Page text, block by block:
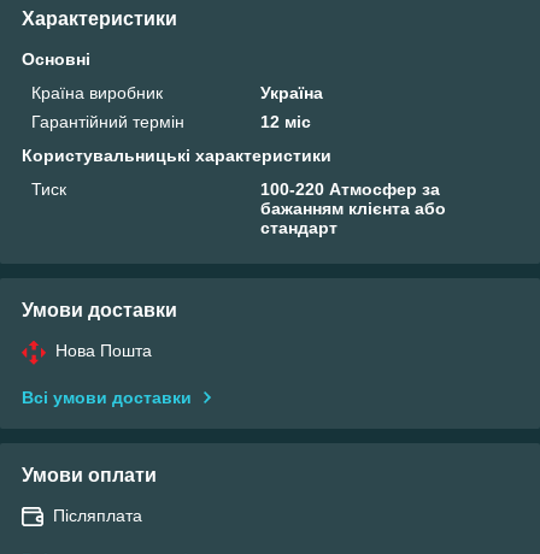
Характеристики
Основні
Країна виробник
Україна
Гарантійний термін
12 міс
Користувальницькі характеристики
Тиск
100-220 Атмосфер за
бажанням клієнта або
стандарт
Умови доставки
Нова Пошта
Всі умови доставки
Умови оплати
Післяплата